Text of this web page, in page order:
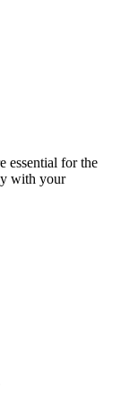
essential for the
with your